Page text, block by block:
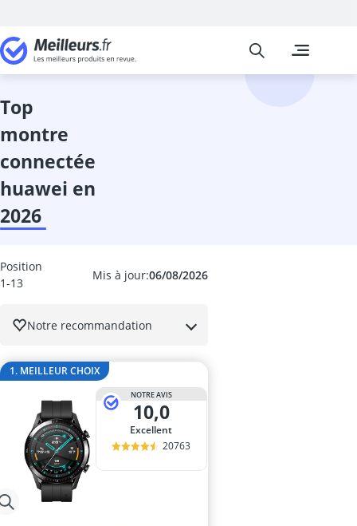
High-Tech
Absorbeur
Meilleurs
top
montre
connectée
huawei en
2026
Mis à jour:06/08/2026
Position
1-13
Notre recommandation
1. MEILLEUR CHOIX
NOTRE AVIS
10,0
Excellent
20763